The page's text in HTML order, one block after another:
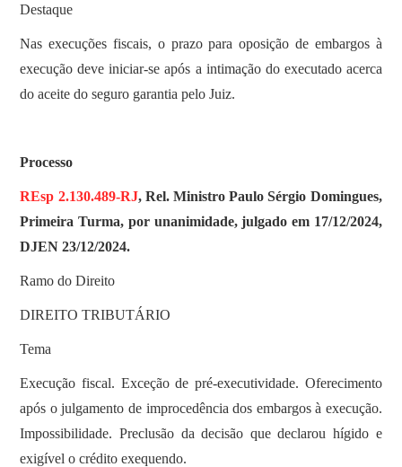
Destaque
Nas execuções fiscais, o prazo para oposição de embargos à
execução deve iniciar-se após a intimação do executado acerca
do aceite do seguro garantia pelo Juiz.
Processo
REsp 2.130.489-RJ, Rel. Ministro Paulo Sérgio Domingues,
Primeira Turma, por unanimidade, julgado em 17/12/2024,
DJEN 23/12/2024.
Ramo do Direito
DIREITO TRIBUTÁRIO
Tema
Execução fiscal. Exceção de pré-executividade. Oferecimento
após o julgamento de improcedência dos embargos à execução.
Impossibilidade. Preclusão da decisão que declarou hígido e
exigível o crédito exequendo.